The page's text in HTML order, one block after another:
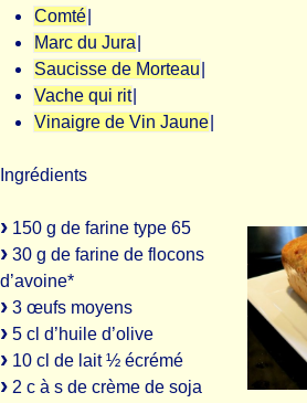
Comté
Marc du Jura
Saucisse de Morteau
Vache qui rit
Vinaigre de Vin Jaune
Ingrédients
150 g de farine type 65
30 g de farine de flocons
d’avoine*
3 œufs moyens
5 cl d’huile d’olive
10 cl de lait ½ écrémé
2 c à s de crème de soja